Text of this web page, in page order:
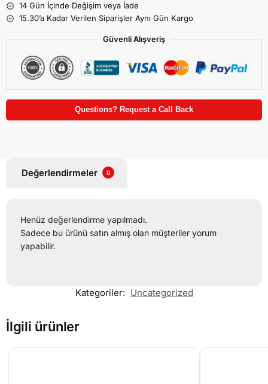
14 Gün İçinde Değişim veya İade
15.30’a Kadar Verilen Siparişler Aynı Gün Kargo
Güvenli Alışveriş
Questions? Request a Call Back
Değerlendirmeler 0
Henüz değerlendirme yapılmadı.
Sadece bu ürünü satın almış olan müşteriler yorum
yapabilir.
Kategoriler: Uncategorized
İlgili ürünler